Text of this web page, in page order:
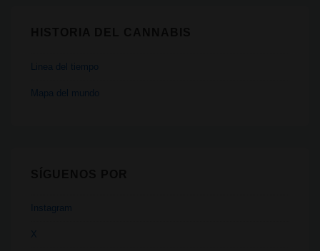
Linea del tiempo
Mapa del mundo
Instagram
X